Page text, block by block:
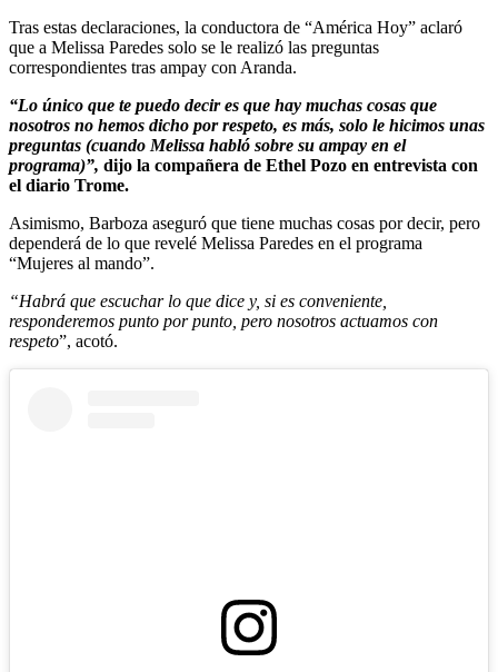
Tras estas declaraciones, la conductora de “América Hoy” aclaró
que a Melissa Paredes solo se le realizó las preguntas
correspondientes tras ampay con Aranda.
“Lo único que te puedo decir es que hay muchas cosas que
nosotros no hemos dicho por respeto, es más, solo le hicimos unas
preguntas (cuando Melissa habló sobre su ampay en el
programa)”, dijo la compañera de Ethel Pozo en entrevista con
el diario Trome.
Asimismo, Barboza aseguró que tiene muchas cosas por decir, pero
dependerá de lo que revelé Melissa Paredes en el programa
“Mujeres al mando”.
“Habrá que escuchar lo que dice y, si es conveniente,
responderemos punto por punto, pero nosotros actuamos con
respeto”, acotó.